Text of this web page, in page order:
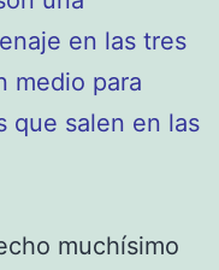
en las tres
medio para
que salen en las
muchísimo